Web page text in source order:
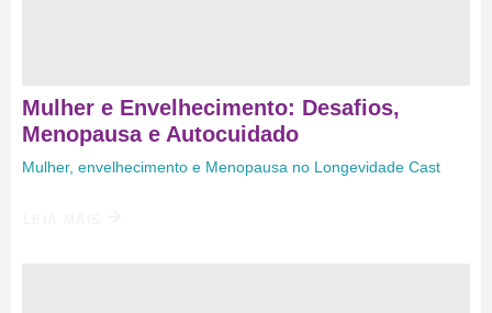
Mulher e Envelhecimento: Desafios,
Menopausa e Autocuidado
Mulher, envelhecimento e Menopausa no Longevidade Cast